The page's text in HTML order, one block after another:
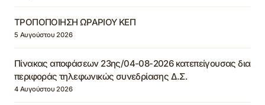
ΤΡΟΠΟΠΟΙΗΣΗ ΩΡΑΡΙΟΥ ΚΕΠ
5 Αυγούστου 2026
Πίνακας αποφάσεων 23ης/04-08-2026 κατεπείγουσας δια
περιφοράς τηλεφωνικώς συνεδρίασης Δ.Σ.
4 Αυγούστου 2026